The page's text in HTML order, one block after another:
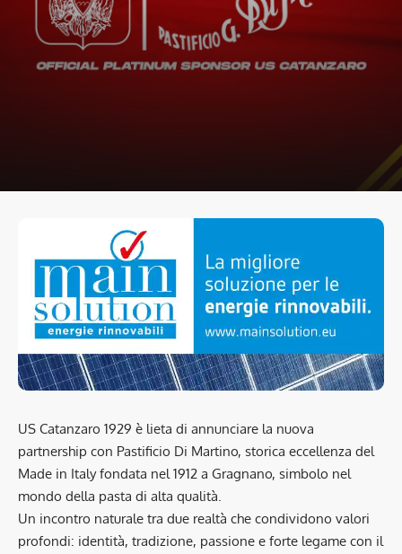
US Catanzaro 1929 è lieta di annunciare la nuova
partnership con Pastificio Di Martino, storica eccellenza del
Made in Italy fondata nel 1912 a Gragnano, simbolo nel
mondo della pasta di alta qualità.
Un incontro naturale tra due realtà che condividono valori
profondi: identità, tradizione, passione e forte legame con il